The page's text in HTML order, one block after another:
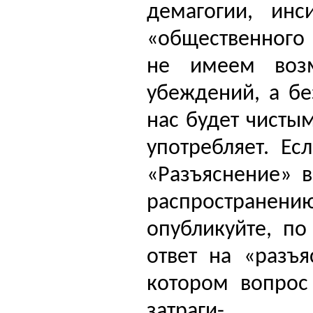
демагогии,
не имеем
убеждений, а
нас будет
употребляет.
«Разъяснение»
опубликуйте,
ответ на
котором